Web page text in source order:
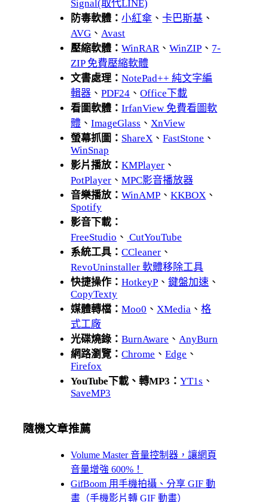
Signal(取代LINE)
防毒軟體：小紅傘 、卡巴斯基 、
AVG 、 Avast
壓縮軟體：WinRAR 、WinZIP 、 7-
ZIP 免費壓縮軟體
文書處理：NotePad++ 純文字編
輯器 、PDF24 、Office下載
看圖軟體：IrfanView 免費看圖軟
體 、ImageGlass 、 XnView
螢幕抓圖： ShareX 、FastStone 、
WinSnap
影片播放：KMPlayer 、
PotPlayer 、MPC影音播放器
音樂播放：WinAMP 、KKBOX 、
Spotify
影音下載：
FreeStudio 、 CutYouTube
系統工具：CCleaner 、
RevoUninstaller 軟體移除工具
快捷操作：HotkeyP 、鍵盤加速 、
CopyTexty
媒體轉檔：Moo0 、 XMedia 、格
式工廠
光碟燒錄：BurnAware 、 AnyBurn
網路瀏覽：Chrome 、Edge 、
Firefox
YouTube下載、轉MP3：YT1s 、
SaveMP3
隨機文章推薦
Volume Master 音量控制器，讓網頁
音量增強 600%！
GifBoom 用手機拍攝、分享 GIF 動
畫（手機影片轉 GIF 動畫）